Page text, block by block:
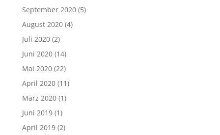
September 2020(5)
August 2020(4)
Juli 2020(2)
Juni 2020(14)
Mai 2020(22)
April 2020(11)
März 2020(1)
Juni 2019(1)
April 2019(2)